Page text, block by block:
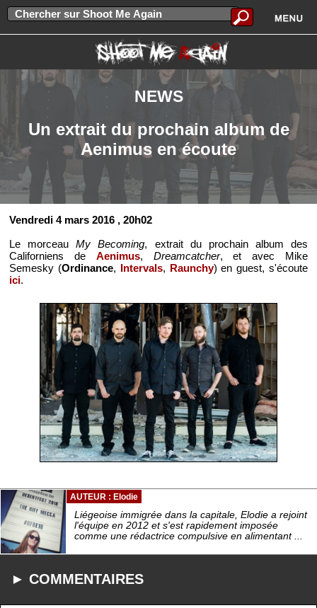
NEWS
Un extrait du prochain album de
Aenimus en écoute
Vendredi 4 mars 2016 , 20h02
Le morceauMy Becoming, extrait du prochain album des
Californiens de Aenimus, Dreamcatcher, et avec Mike
Semesky (Ordinance, Intervals, Raunchy) en guest, s'écoute
ici.
AUTEUR : Elodie
Liégeoise immigrée dans la capitale, Elodie a rejoint
l'équipe en 2012 et s'est rapidement imposée
comme une rédactrice compulsive en alimentant ...
► COMMENTAIRES